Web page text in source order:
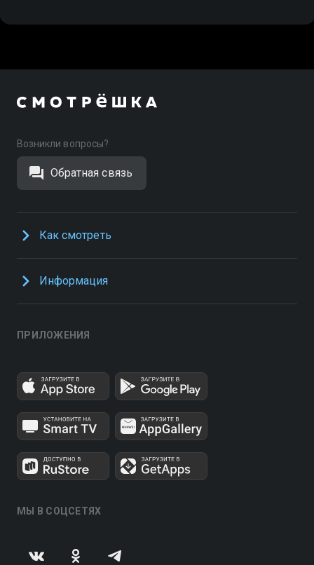
Возникли вопросы?
Обратная связь
Как смотреть
Информация
ПРИЛОЖЕНИЯ
МЫ В СОЦСЕТЯХ